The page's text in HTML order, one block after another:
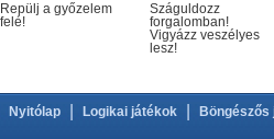
Repülj a győzelem
felé!
Száguldozz
forgalomban!
Vigyázz veszélyes
lesz!
Nyitólap Logikai játékok Böngészős